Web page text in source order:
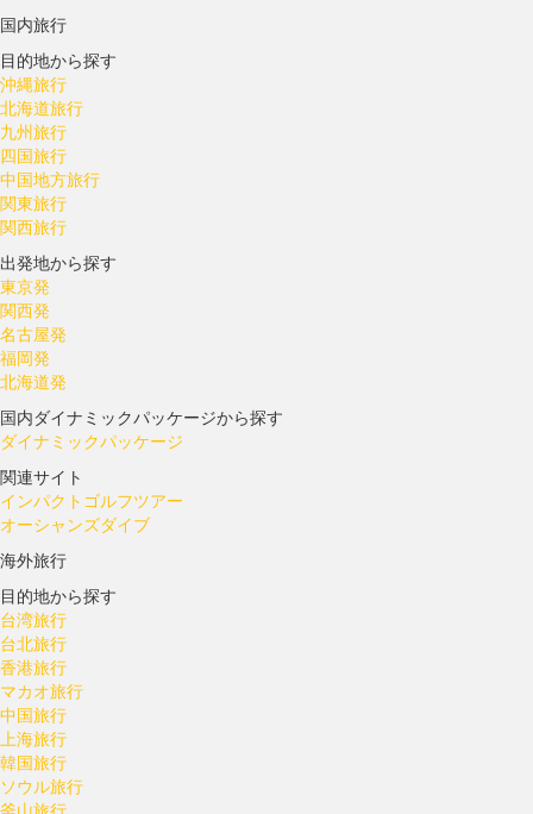
国内旅行
目的地から探す
沖縄旅行
北海道旅行
九州旅行
四国旅行
中国地方旅行
関東旅行
関西旅行
出発地から探す
東京発
関西発
名古屋発
福岡発
北海道発
国内ダイナミックパッケージから探す
ダイナミックパッケージ
関連サイト
インパクトゴルフツアー
オーシャンズダイブ
海外旅行
目的地から探す
台湾旅行
台北旅行
香港旅行
マカオ旅行
中国旅行
上海旅行
韓国旅行
ソウル旅行